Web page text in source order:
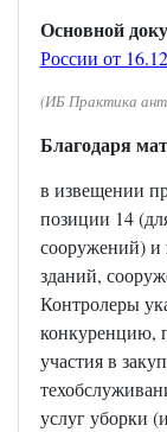
Основной
России от
(ИБ Практика
Благодаря
в извещении
позиции 14
сооружений) и
зданий,
Контролеры
конкуренцию,
участия в
услуг уборки